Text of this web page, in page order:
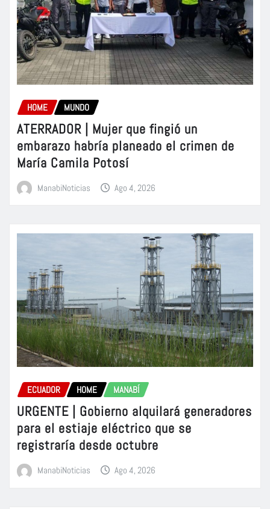
HOME MUNDO
ATERRADOR | Mujer que fingió un
embarazo habría planeado el crimen de
María Camila Potosí
ManabiNoticias Ago 4, 2026
ECUADOR HOME MANABÍ
URGENTE | Gobierno alquilará generadores
para el estiaje eléctrico que se
registraría desde octubre
ManabiNoticias Ago 4, 2026